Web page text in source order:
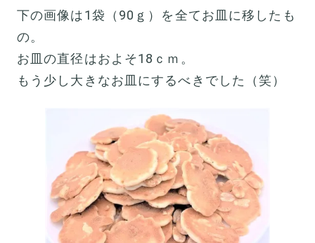
下の画像は1袋（90ｇ）を全てお皿に移したも
の。
お皿の直径はおよそ18ｃｍ。
もう少し大きなお皿にするべきでした（笑）